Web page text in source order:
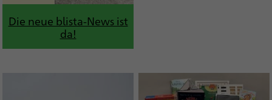
Die neue blista-News ist
da!